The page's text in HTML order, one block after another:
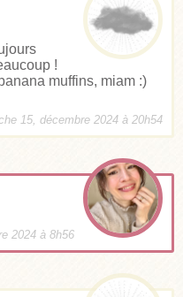
!
muffins, miam :)
15, décembre 2024 à 20h54
2024 à 8h56